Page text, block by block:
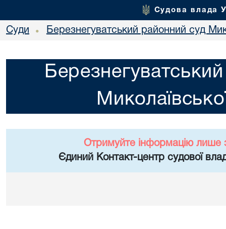
Судова влада
Суди • Березнегуватський районний суд
Отримуйте інформацію лише
Єдиний Контакт-центр судової